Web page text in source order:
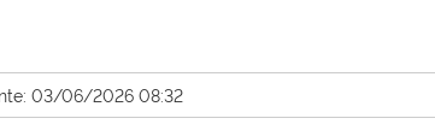
03/06/2026 08:32